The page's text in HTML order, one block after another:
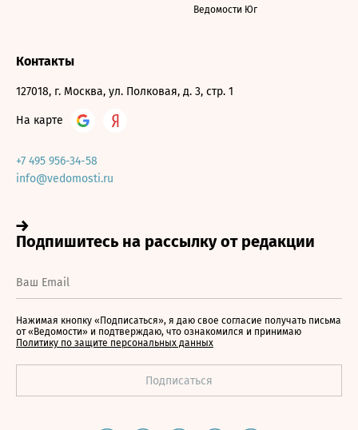
Ведомости Юг
Контакты
127018, г. Москва, ул. Полковая, д. 3, стр. 1
На карте
+7 495 956-34-58
info@vedomosti.ru
Нажимая кнопку «Подписаться», я даю свое согласие получать письма
от «Ведомости» и подтверждаю, что ознакомился и принимаю
Политику по защите персональных данных